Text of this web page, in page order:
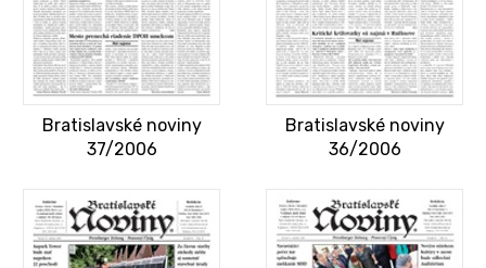
Bratislavské noviny
37/2006
Bratislavské noviny
36/2006